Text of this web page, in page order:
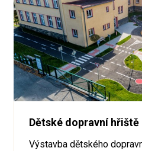
Dětské dopravní hřiště
Výstavba dětského